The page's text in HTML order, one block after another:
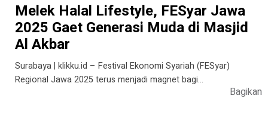
Melek Halal Lifestyle, FESyar Jawa
2025 Gaet Generasi Muda di Masjid
Al Akbar
Surabaya | klikku.id – Festival Ekonomi Syariah (FESyar)
Regional Jawa 2025 terus menjadi magnet bagi…
Bagikan